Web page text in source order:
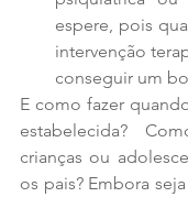
espere, pois
intervenção
conseguir um
E como fazer
estabelecida?
crianças ou
os pais? Embora